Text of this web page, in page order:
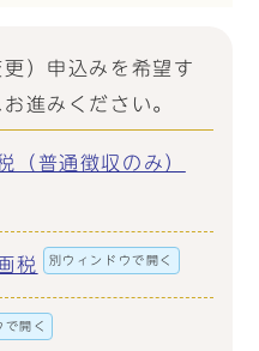
）申込みを希望す
進みください。
（普通徴収のみ）
税 別ウィンドウで開く
で開く